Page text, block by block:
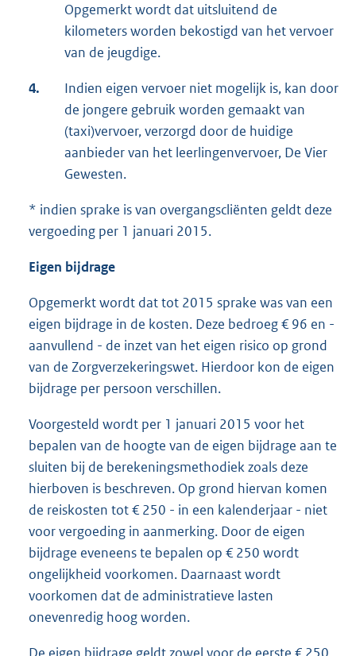
Opgemerkt wordt dat uitsluitend de
kilometers worden bekostigd van het vervoer
van de jeugdige.
4.
Indien eigen vervoer niet mogelijk is, kan door
de jongere gebruik worden gemaakt van
(taxi)vervoer, verzorgd door de huidige
aanbieder van het leerlingenvervoer, De Vier
Gewesten.
* indien sprake is van overgangscliënten geldt deze
vergoeding per 1 januari 2015.
Eigen bijdrage
Opgemerkt wordt dat tot 2015 sprake was van een
eigen bijdrage in de kosten. Deze bedroeg € 96 en -
aanvullend - de inzet van het eigen risico op grond
van de Zorgverzekeringswet. Hierdoor kon de eigen
bijdrage per persoon verschillen.
Voorgesteld wordt per 1 januari 2015 voor het
bepalen van de hoogte van de eigen bijdrage aan te
sluiten bij de berekeningsmethodiek zoals deze
hierboven is beschreven. Op grond hiervan komen
de reiskosten tot € 250 - in een kalenderjaar - niet
voor vergoeding in aanmerking. Door de eigen
bijdrage eveneens te bepalen op € 250 wordt
ongelijkheid voorkomen. Daarnaast wordt
voorkomen dat de administratieve lasten
onevenredig hoog worden.